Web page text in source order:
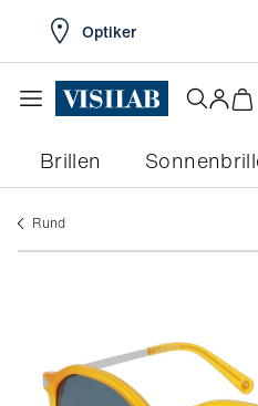
Optiker
Brillen
rund